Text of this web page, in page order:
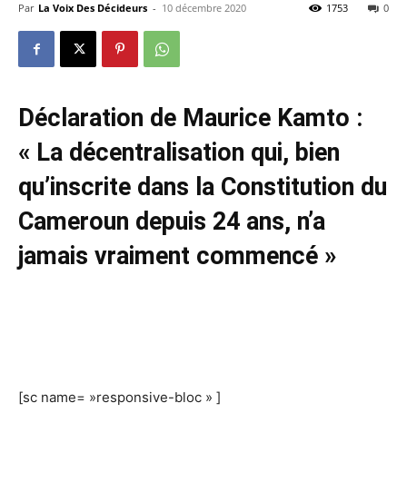
Par La Voix Des Décideurs - 10 décembre 2020 0
1753
Déclaration de Maurice Kamto :
« La décentralisation qui, bien
qu’inscrite dans la Constitution du
Cameroun depuis 24 ans, n’a
jamais vraiment commencé »
[sc name= »responsive-bloc » ]